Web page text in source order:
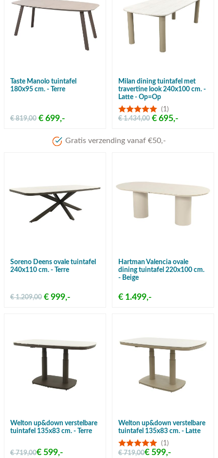
Taste Manolo tuintafel
180x95 cm. - Terre
€ 699,-
€ 819,00
Milan dining tuintafel met
travertine look 240x100 cm. -
Latte - Op=Op
(1)
€ 695,-
€ 1.434,00
Gratis verzending vanaf €50,-
Soreno Deens ovale tuintafel
240x110 cm. - Terre
€ 999,-
€ 1.209,00
Hartman Valencia ovale
dining tuintafel 220x100 cm.
- Beige
€ 1.499,-
Welton up&down verstelbare
tuintafel 135x83 cm. - Terre
€ 719,00€ 599,-
Welton up&down verstelbare
tuintafel 135x83 cm. - Latte
(1)
€ 719,00€ 599,-